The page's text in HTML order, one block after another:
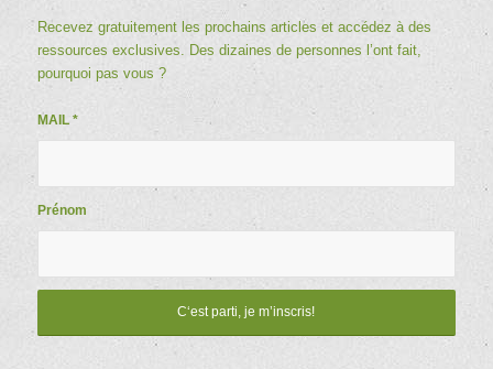
Recevez gratuitement les prochains articles et accédez à des
ressources exclusives. Des dizaines de personnes l’ont fait,
pourquoi pas vous ?
MAIL *
Prénom